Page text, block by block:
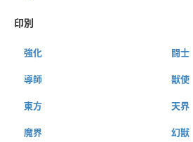
印別
強化 闘士
導師 獣使
東方 天界
魔界 幻獣